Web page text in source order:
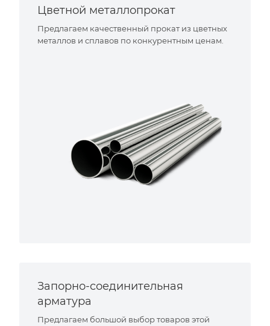
Цветной металлопрокат
Предлагаем качественный прокат из цветных
металлов и сплавов по конкурентным ценам.
Запорно-соединительная
арматура
Предлагаем большой выбор товаров этой